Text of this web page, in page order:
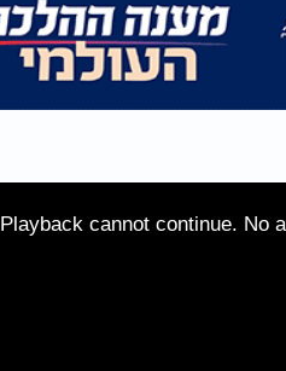
Playback cannot continue. No